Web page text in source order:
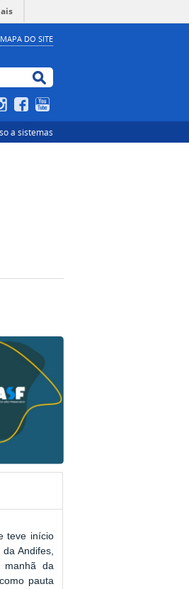
MAPA DO SITE
Buscar no portal
InstagramFacebook
a sistemas
teve início
Andifes,
manhã da
pauta